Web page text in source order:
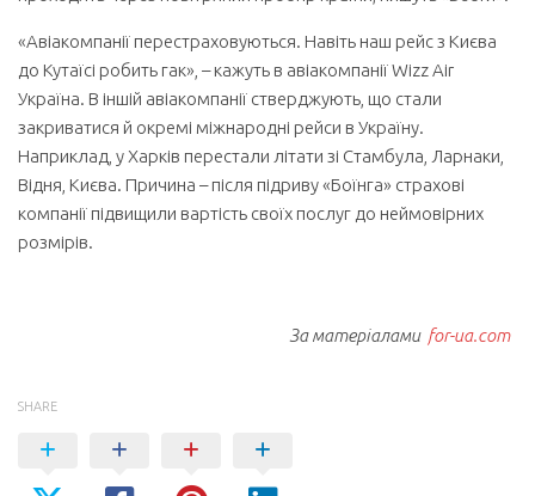
«Авіакомпанії перестраховуються. Навіть наш рейс з Києва
до Кутаїсі робить гак», – кажуть в авіакомпанії Wizz Air
Україна. В іншій авіакомпанії стверджують, що стали
закриватися й окремі міжнародні рейси в Україну.
Наприклад, у Харків перестали літати зі Стамбула, Ларнаки,
Відня, Києва. Причина – після підриву «Боїнга» страхові
компанії підвищили вартість своїх послуг до неймовірних
розмірів.
За матеріалами for-ua.com
SHARE